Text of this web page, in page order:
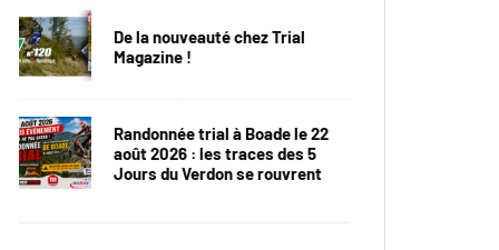
De la nouveauté chez Trial
Magazine !
Randonnée trial à Boade le 22
août 2026 : les traces des 5
Jours du Verdon se rouvrent